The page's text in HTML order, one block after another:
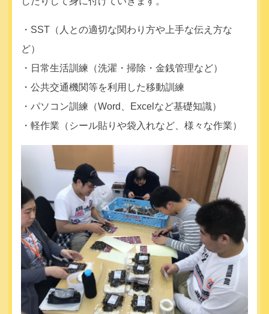
・SST（人との適切な関わり方や上手な伝え方な
ど）
・日常生活訓練（洗濯・掃除・金銭管理など）
・公共交通機関等を利用した移動訓練
・パソコン訓練（Word、Excelなど基礎知識）
・軽作業（シール貼りや袋入れなど、様々な作業）